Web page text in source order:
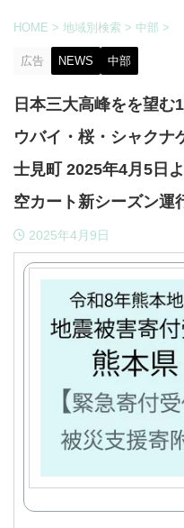
HOME > 地域別検索 > 中部 >
広告 NEWS 中部
日本三大高峰をを望む
ウバイ・桜・シャクナ
士見町 2025年4月5日
空カート新シーズン運
2025年4月9日